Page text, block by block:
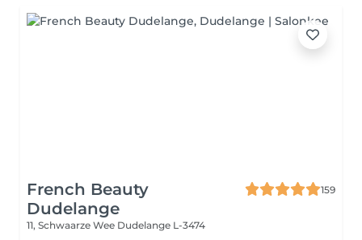
French Beauty
Dudelange
159
11, Schwaarze Wee Dudelange L-3474